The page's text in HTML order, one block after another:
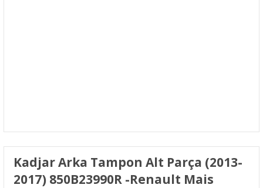
Kadjar Arka Tampon Alt Parça (2013-
2017) 850B23990R -Renault Mais